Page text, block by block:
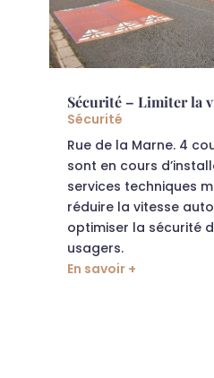
Sécurité – Limiter la
Sécurité
Rue de la Marne. 4
sont en cours
services techniques
réduire la vitesse
optimiser la sécurité
usagers.
En savoir +